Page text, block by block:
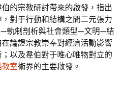
的宗教研討帶來的啟發，指出
對于行動和結構之間二元張力
軌制剖析與社會類型—文明—結
論證宗教崇奉對經濟活動影響
以及韋伯對于唯心唯物對立的
室術界的主要啟發。